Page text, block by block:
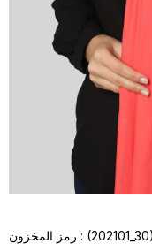
رمز المخزون
(202101_30)